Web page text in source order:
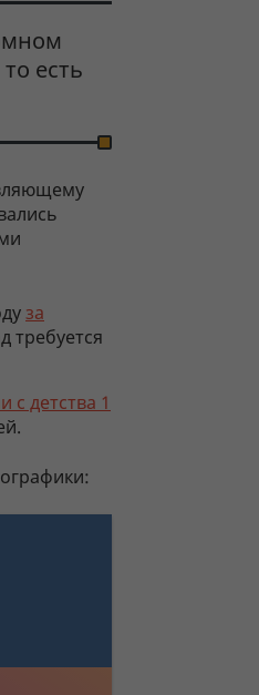
есть
за
требуется
детства 1